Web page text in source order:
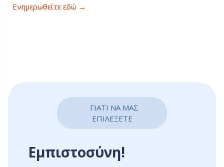
Ενημερωθείτε εδώ →
ΓΙΑΤΙ ΝΑ ΜΑΣ
ΕΠΙΛΕΞΕΤΕ
Εμπιστοσύνη!